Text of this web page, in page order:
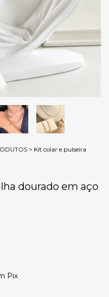
> Kit colar e pulseira
dourado em aço
Pix